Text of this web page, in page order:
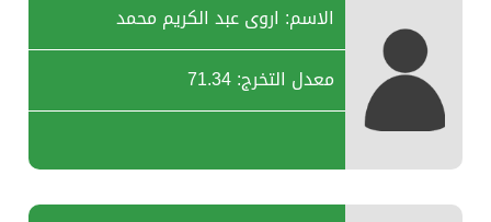
الاسم: اروى عبد الكريم محمد
معدل التخرج: 71.34